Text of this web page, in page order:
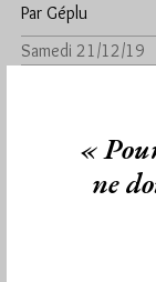
Par Géplu
Samedi 21/12/19
Edition
«
ne